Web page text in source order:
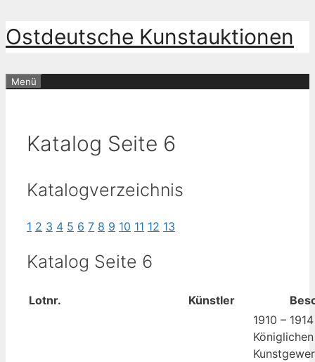
Zum
Inhalt
Ostdeutsche Kunstauktionen
Menü
Katalog Seite 6
Katalogverzeichnis
1 2 3 4 5 6 7 8 9 10 11 12 13
Katalog Seite 6
Lotnr. Künstler
1910 –
Königlichen